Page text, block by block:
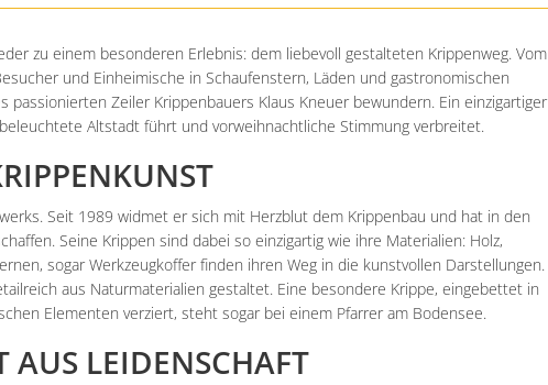
zu einem besonderen Erlebnis: dem liebevoll gestalteten Krippenweg. Vom
und Einheimische in Schaufenstern, Läden und gastronomischen
Zeiler Krippenbauers Klaus Kneuer bewundern. Ein einzigartiger
Altstadt führt und vorweihnachtliche Stimmung verbreitet.
Seit 1989 widmet er sich mit Herzblut dem Krippenbau und hat in den
Seine Krippen sind dabei so einzigartig wie ihre Materialien: Holz,
sogar Werkzeugkoffer finden ihren Weg in die kunstvollen Darstellungen.
aus Naturmaterialien gestaltet. Eine besondere Krippe, eingebettet in
Elementen verziert, steht sogar bei einem Pfarrer am Bodensee.
AUS LEIDENSCHAFT